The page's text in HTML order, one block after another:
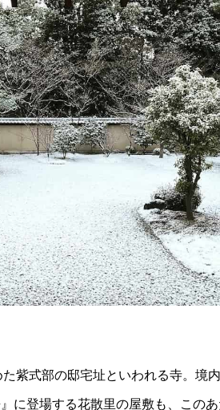
紫式部の邸宅址といわれる寺。境
に登場する花散里の屋敷も、この